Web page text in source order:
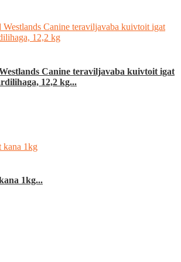
Canine teraviljavaba kuivtoit igat
12,2 kg...
1kg...